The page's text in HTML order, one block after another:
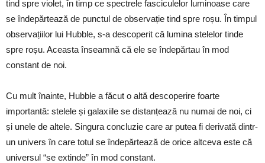
tind spre violet, în timp ce spectrele fasciculelor luminoase care
se îndepărtează de punctul de observație tind spre roșu. În timpul
observațiilor lui Hubble, s-a descoperit că lumina stelelor tinde
spre roșu. Aceasta înseamnă că ele se îndepărtau în mod
constant de noi.
Cu mult înainte, Hubble a făcut o altă descoperire foarte
importantă: stelele și galaxiile se distanțează nu numai de noi, ci
și unele de altele. Singura concluzie care ar putea fi derivată dintr-
un univers în care totul se îndepărtează de orice altceva este că
universul “se extinde” în mod constant.